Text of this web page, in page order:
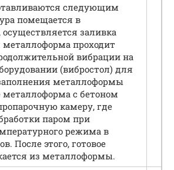
следующим
помещается в
заливка
металлоформа проходит
вибрации на
(вибростол) для
металлоформы
металлоформа с бетоном
камеру, где
паром при
режима в
После этого, готовое
из металлоформы.